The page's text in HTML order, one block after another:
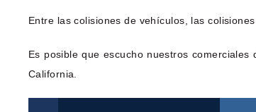
Entre las colisiones de vehículos, las
Es posible que escucho nuestros
California.